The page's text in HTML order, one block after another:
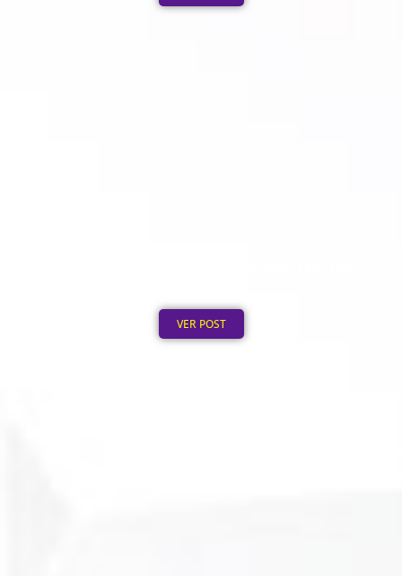
Publicado em: 4 de agosto de 2026
VER POST